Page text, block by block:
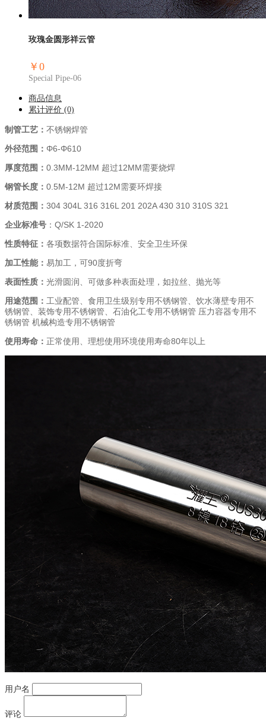
玫瑰金圆形祥云管
￥0
Special Pipe-06
商品信息
累计评价 (0)
制管工艺： 不锈钢焊管
外径范围： Φ6-Φ610
厚度范围： 0.3MM-12MM 超过12MM需要烧焊
钢管长度： 0.5M-12M 超过12M需要环焊接
材质范围： 304 304L 316 316L 201 202A 430 310 310S 321
企业标准号 ：Q/SK 1-2020
性质特征： 各项数据符合国际标准、安全卫生环保
加工性能： 易加工，可90度折弯
表面性质： 光滑圆润、可做多种表面处理，如拉丝、抛光等
用途范围： 工业配管、食用卫生级别专用不锈钢管、饮水薄壁专用不
锈钢管、装饰专用不锈钢管、石油化工专用不锈钢管 压力容器专用不
锈钢管 机械构造专用不锈钢管
使用寿命： 正常使用、理想使用环境使用寿命80年以上
用户名
评论